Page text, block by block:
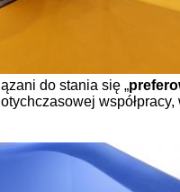
do stania się „